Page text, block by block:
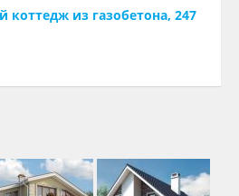
из газобетона, 247